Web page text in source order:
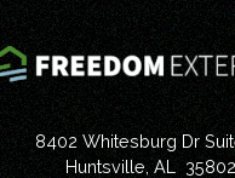
8402 Whitesburg Dr
Huntsville, AL 35802